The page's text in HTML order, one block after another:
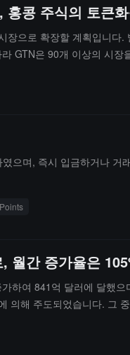
콩 주식의 토큰
으로 확장할 계획입니
GTN은 90개 이상의 시
으며, 즉시 입금하거나
월간 증가율은
하여 841억 달러에 달했
해 주도되었습니다. 그
토큰화된 미국 국채라는